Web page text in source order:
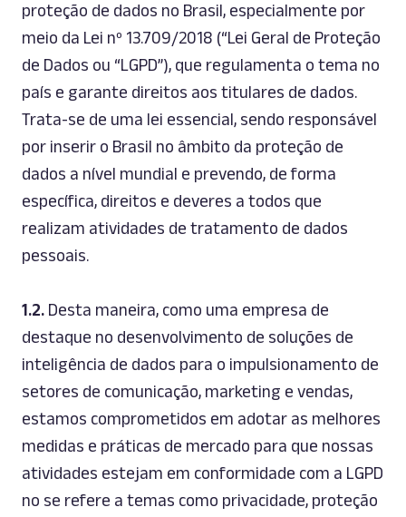
proteção de dados no Brasil, especialmente por
meio da Lei nº 13.709/2018 (“Lei Geral de Proteção
de Dados ou “LGPD”), que regulamenta o tema no
país e garante direitos aos titulares de dados.
Trata-se de uma lei essencial, sendo responsável
por inserir o Brasil no âmbito da proteção de
dados a nível mundial e prevendo, de forma
específica, direitos e deveres a todos que
realizam atividades de tratamento de dados
pessoais.
1.2. Desta maneira, como uma empresa de
destaque no desenvolvimento de soluções de
inteligência de dados para o impulsionamento de
setores de comunicação, marketing e vendas,
estamos comprometidos em adotar as melhores
medidas e práticas de mercado para que nossas
atividades estejam em conformidade com a LGPD
no se refere a temas como privacidade, proteção